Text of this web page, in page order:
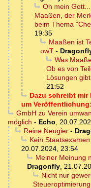
Oh mein
Maaßen, der
beim Thema
19:35
Maaßen ist
owT -
Was
Ob es von
Lösungen
21:52
Dazu schreibt
um Veröffentlichung:
GmbH zu Verein
möglich - Echo,
Reine Neugier-
Kein
20.07.2024, 23:54
Meiner Meinung
Dragonfly,
Nicht nur